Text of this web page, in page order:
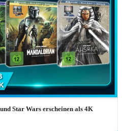
Musicals
Teufel trägt Prada
Schöne und das Biest
Glöckner von Notre Dame
Star Wars erscheinen als 4K